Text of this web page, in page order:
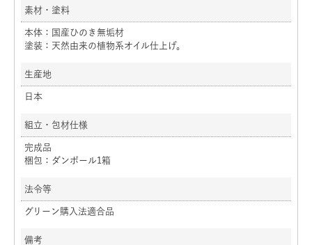
素材・塗料
本体：国産ひのき無垢材
塗装：天然由来の植物系オイル仕上げ。
生産地
日本
組立・包材仕様
完成品
梱包：ダンボール1箱
法令等
グリーン購入法適合品
備考